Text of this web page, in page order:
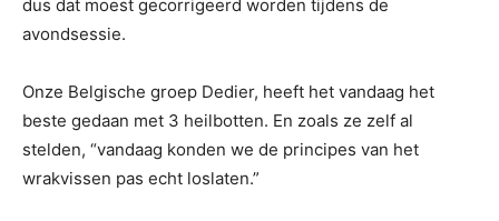
dus dat moest gecorrigeerd worden tijdens de
avondsessie.
Onze Belgische groep Dedier, heeft het vandaag het
beste gedaan met 3 heilbotten. En zoals ze zelf al
stelden, “vandaag konden we de principes van het
wrakvissen pas echt loslaten.”